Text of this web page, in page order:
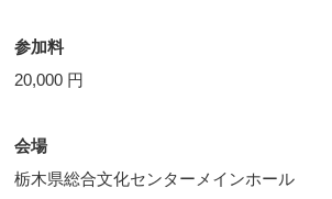
参加料
20,000 円
会場
栃木県総合文化センターメインホール